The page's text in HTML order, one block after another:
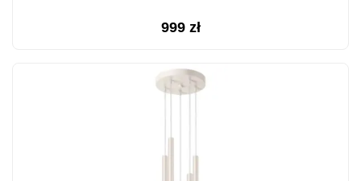
999 zł